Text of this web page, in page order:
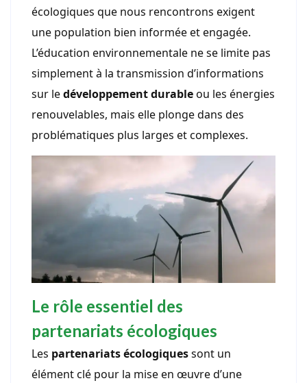
écologiques que nous rencontrons exigent
une population bien informée et engagée.
L’éducation environnementale ne se limite pas
simplement à la transmission d’informations
sur ledéveloppement durableou les énergies
renouvelables, mais elle plonge dans des
problématiques plus larges et complexes.
Le rôle essentiel des
partenariats écologiques
Les partenariats écologiquessont un
élément clé pour la mise en œuvre d’une